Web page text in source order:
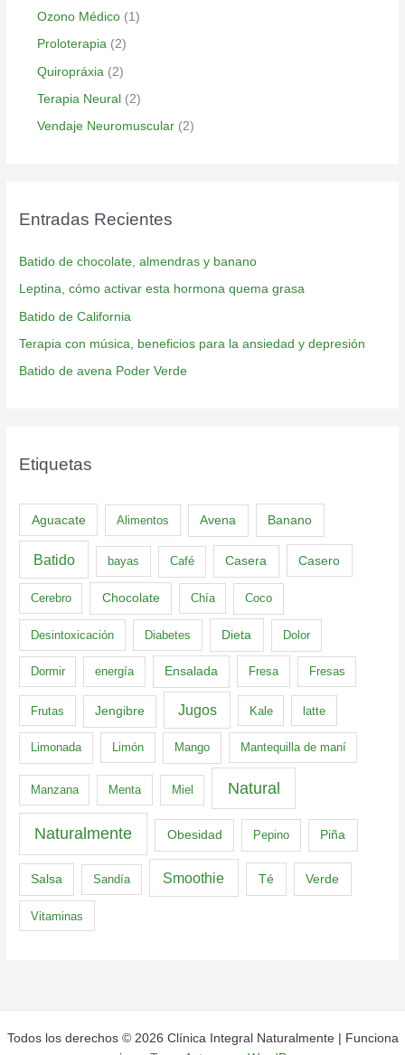
Ozono Médico (1)
Proloterapia (2)
Quiropráxia (2)
Terapia Neural (2)
Vendaje Neuromuscular (2)
Entradas Recientes
Batido de chocolate, almendras y banano
Leptina, cómo activar esta hormona quema grasa
Batido de California
Terapia con música, beneficios para la ansiedad y depresión
Batido de avena Poder Verde
Etiquetas
Aguacate Alimentos Avena Banano
Batido bayas Café Casera Casero
Cerebro Chocolate Chía Coco
Desintoxicación Diabetes Dieta Dolor
Dormir energía Ensalada Fresa Fresas
Frutas Jengibre Jugos Kale latte
Limonada Limón Mango Mantequilla de maní
Manzana Menta Miel Natural
Naturalmente Obesidad Pepino Piña
Salsa Sandía Smoothie Té Verde
Vitaminas
Todos los derechos © 2026 Clínica Integral Naturalmente | Funciona